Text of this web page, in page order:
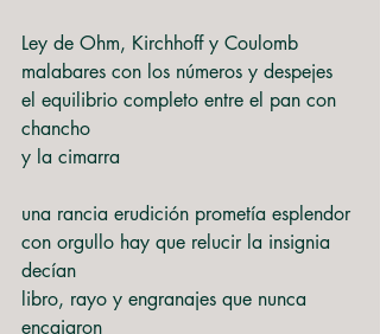
Ley de Ohm, Kirchhoff y Coulomb
malabares con los números y despejes
el equilibrio completo entre el pan con
chancho
y la cimarra
una rancia erudición prometía esplendor
con orgullo hay que relucir la insignia
decían
libro, rayo y engranajes que nunca
encajaron